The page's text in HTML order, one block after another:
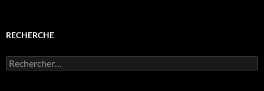
RECHERCHE
Rechercher :